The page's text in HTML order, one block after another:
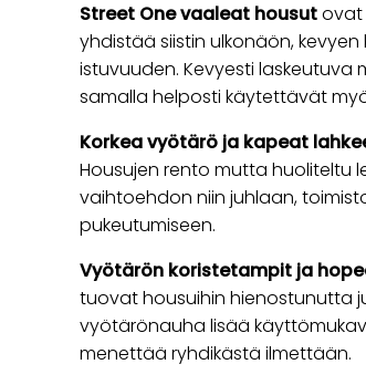
Street One vaaleat housutovat
yhdistää siistin ulkonäön,
istuvuuden. Kevyesti
samalla helposti käytettävät
Korkea vyötärö ja kapeat
Housujen rento mutta huoliteltu
vaihtoehdon niin juhlaan,
pukeutumiseen.
Vyötärön koristetampit ja
tuovat housuihin hienostunutta
vyötärönauha lisää
menettää ryhdikästä ilmettään.